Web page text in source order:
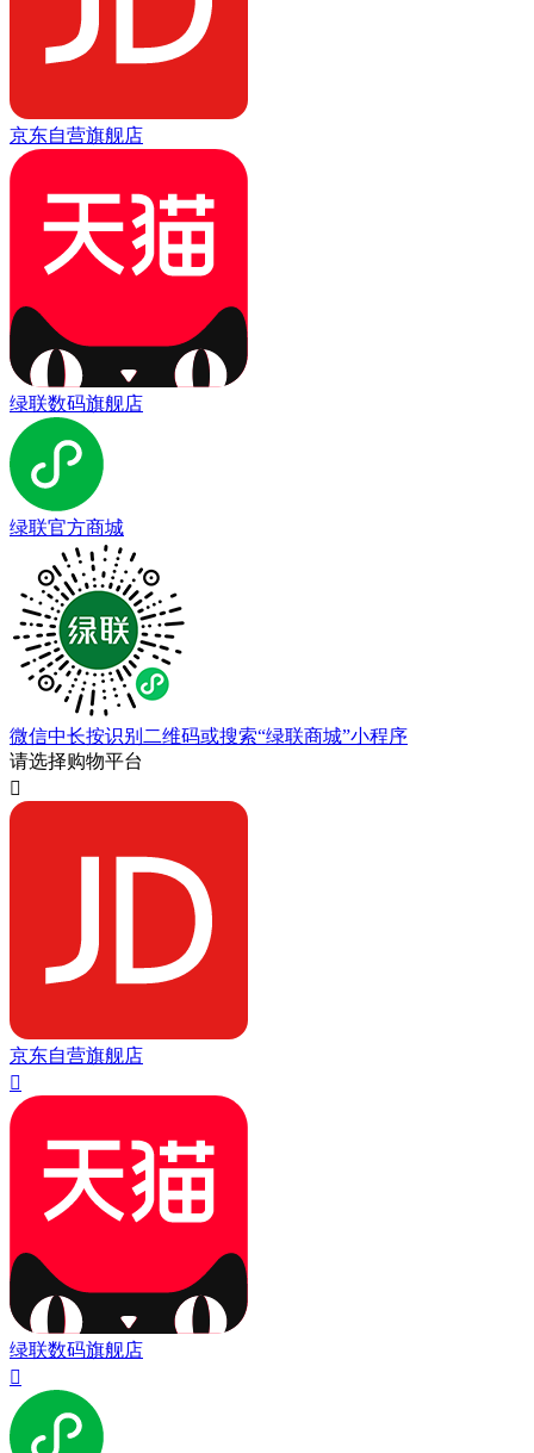
京东自营旗舰店
绿联数码旗舰店
绿联官方商城
微信中长按识别二维码或搜索“绿联商城”小程序
请选择购物平台

京东自营旗舰店

绿联数码旗舰店
